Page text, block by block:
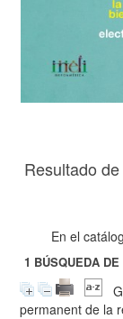
Resultado
En el
1 BÚSQUEDA
permanent de la